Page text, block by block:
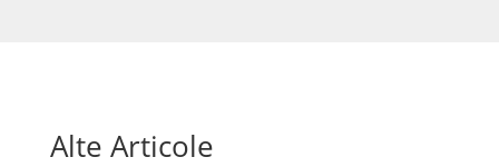
Alte Articole